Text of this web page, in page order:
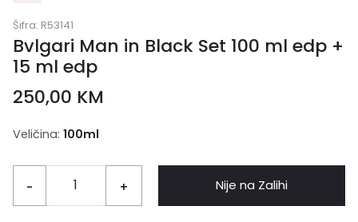
Šifra: R53141
Bvlgari Man in Black Set 100 ml edp +
15 ml edp
250,00 KM
Veličina: 100ml
- + Nije na Zalihi